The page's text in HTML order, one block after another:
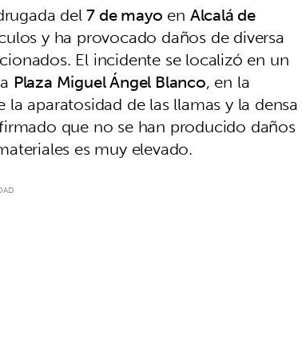
del7 de mayo en Alcalá de
y ha provocado daños de diversa
El incidente se localizó en un
Plaza Miguel Ángel Blanco, en la
la aparatosidad de las llamas y la densa
que no se han producido daños
es muy elevado.